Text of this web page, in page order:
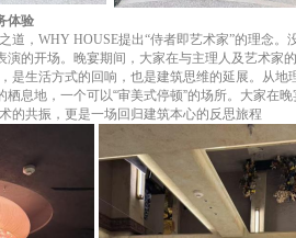
体验
道， WHY HOUSE提出“侍者即艺术家”的理念。
的开场。 晚宴期间， 大家在与主理人及艺术家
是生活方式的回响，也是建筑思维的延展。 从地
栖息地，一个可以“审美式停顿”的场所。 大家在晚
的共振，更是一场回归建筑本心的反思旅程